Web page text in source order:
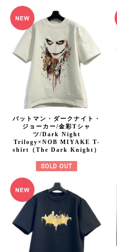
バットマン・ダークナイト・
ジョーカー/金彩Tシャ
ツ/Dark Night
Trilogy×NOB MIYAKE T-
shirt（The Dark Knight）
SOLD OUT